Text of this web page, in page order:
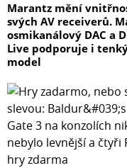
Marantz mění
svých AV receiverů.
osmikanálový DAC a
Live podporuje i
model